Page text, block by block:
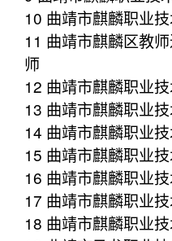
10 曲靖市麒麟职业
11 曲靖市麒麟区教
师
12 曲靖市麒麟职业
13 曲靖市麒麟职业
14 曲靖市麒麟职业
15 曲靖市麒麟职业
16 曲靖市麒麟职业
17 曲靖市麒麟职业
18 曲靖市麒麟职业